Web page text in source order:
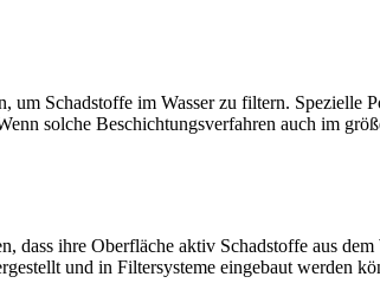
um Schadstoffe im Wasser zu filtern. Spezielle
solche Beschichtungsverfahren auch im
ihre Oberfläche aktiv Schadstoffe aus dem
und in Filtersysteme eingebaut werden